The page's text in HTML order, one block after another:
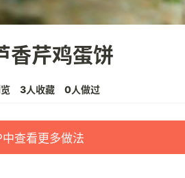
香芹鸡蛋饼
3人收藏 0人做过
查看更多做法